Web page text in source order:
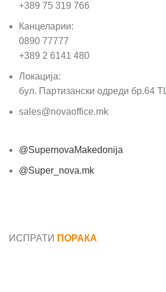
+389 75 319 766
Канцеларии:
0890 77777
+389 2 6141 480
Локација:
бул. Партизански одреди бр.64
sales@novaoffice.mk
@SupernovaMakedonija
@Super_nova.mk
ИСПРАТИ ПОРАКА